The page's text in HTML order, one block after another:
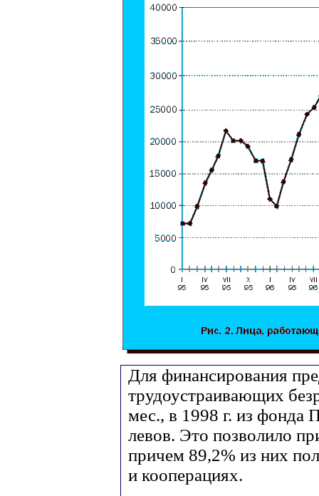
Для финансирования
трудоустраивающих
мес., в 1998 г. из фонда
левов. Это позволило
причем 89,2% из них
и кооперациях.